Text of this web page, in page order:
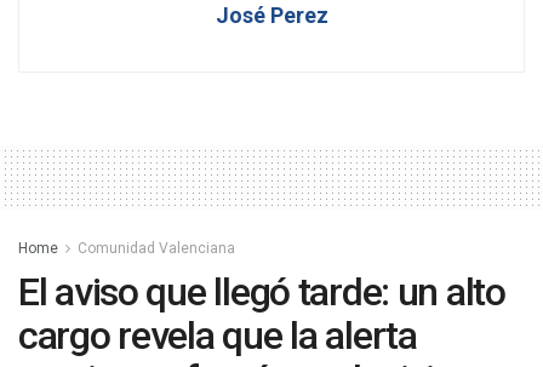
José Perez
Home Comunidad Valenciana
El aviso que llegó tarde: un alto
cargo revela que la alerta